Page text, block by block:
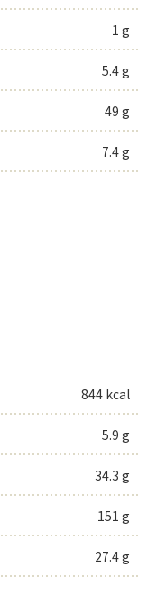
1 g
5.4 g
49 g
7.4 g
844 kcal
5.9 g
34.3 g
151 g
27.4 g